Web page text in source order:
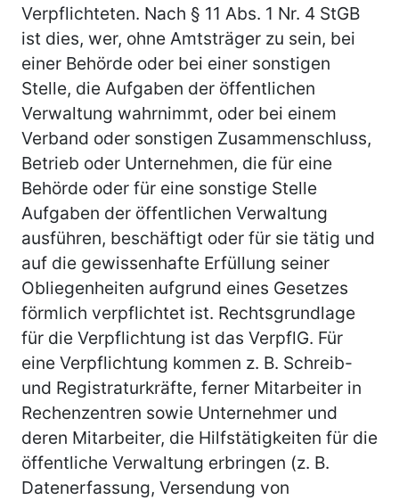
Verpflichteten. Nach § 11 Abs. 1 Nr. 4 StGB
ist dies, wer, ohne Amtsträger zu sein, bei
einer Behörde oder bei einer sonstigen
Stelle, die Aufgaben der öffentlichen
Verwaltung wahrnimmt, oder bei einem
Verband oder sonstigen Zusammenschluss,
Betrieb oder Unternehmen, die für eine
Behörde oder für eine sonstige Stelle
Aufgaben der öffentlichen Verwaltung
ausführen, beschäftigt oder für sie tätig und
auf die gewissenhafte Erfüllung seiner
Obliegenheiten aufgrund eines Gesetzes
förmlich verpflichtet ist. Rechtsgrundlage
für die Verpflichtung ist das VerpflG. Für
eine Verpflichtung kommen z. B. Schreib-
und Registraturkräfte, ferner Mitarbeiter in
Rechenzentren sowie Unternehmer und
deren Mitarbeiter, die Hilfstätigkeiten für die
öffentliche Verwaltung erbringen (z. B.
Datenerfassung, Versendung von